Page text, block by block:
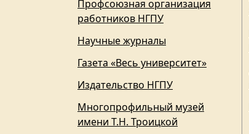
Профсоюзная организация
работников НГПУ
Научные журналы
Газета «Весь университет»
Издательство НГПУ
Многопрофильный музей
имени Т.Н. Троицкой